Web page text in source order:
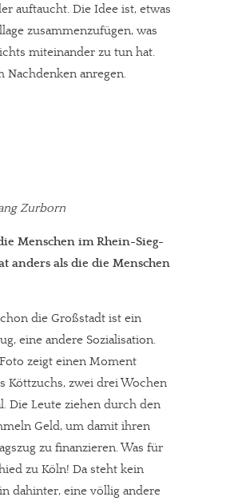
auftaucht. Die Idee ist, etwas
zusammenzufügen, was
miteinander zu tun hat.
Nachdenken anregen.
Zurborn
Menschen im Rhein-Sieg-
anders als die die Menschen
die Großstadt ist ein
eine andere Sozialisation.
zeigt einen Moment
Köttzuchs, zwei drei Wochen
Die Leute ziehen durch den
Geld, um damit ihren
zu finanzieren. Was für
zu Köln! Da steht kein
dahinter, eine völlig andere